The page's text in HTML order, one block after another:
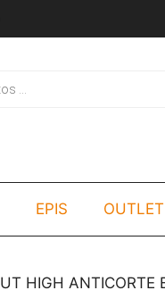
EPIS OUTLET
HIGH ANTICORTE